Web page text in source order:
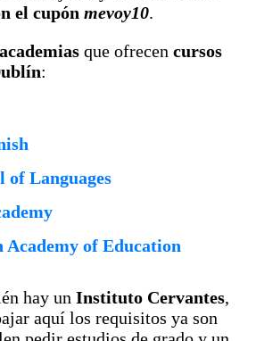
el cupón mevoy10.
academias que ofrecen cursos
:
of Languages
Academy of Education
hay un Instituto Cervantes,
aquí los requisitos ya son